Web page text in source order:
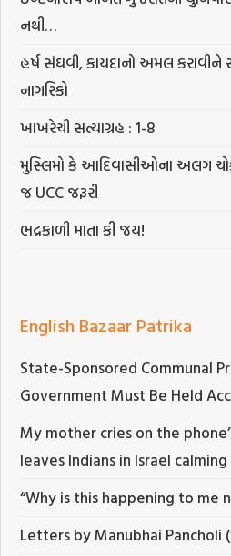
નથી…
હર્ષ સંઘવી, કાયદાનો અમલ કરાવીને
નાગરિકો
ખાખરેચી સત્યાગ્રહ : 1-8
મુસ્લિમો કે આદિવાસીઓના અલગ
જ UCC જરૂરી
ભદ્રકાળી માતા કી જય!
English Bazaar Patrika
State-Sponsored Communal
Government Must Be Held
My mother cries on the
leaves Indians in Israel
“Why is this happening to me
Letters by Manubhai Pancholi